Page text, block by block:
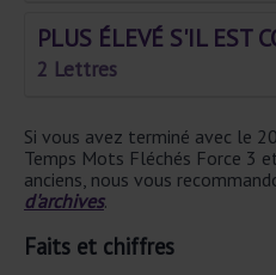
PLUS ÉLEVÉ S'IL EST
2 Lettres
Si vous avez terminé avec le
Temps Mots Fléchés Force 3
anciens, nous vous
d'archives.
Faits et chiffres